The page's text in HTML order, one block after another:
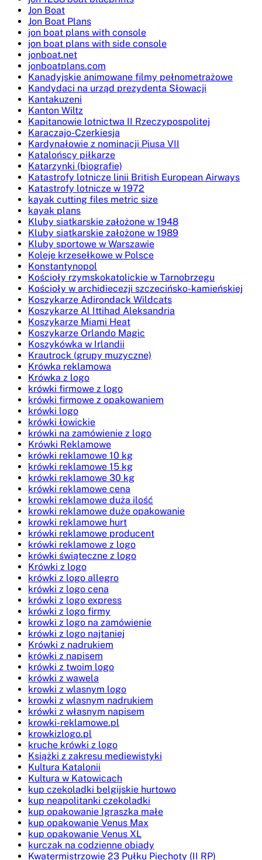
Jon Boat
Jon Boat Plans
jon boat plans with console
jon boat plans with side console
jonboat.net
jonboatplans.com
Kanadyjskie animowane filmy pełnometrażowe
Kandydaci na urząd prezydenta Słowacji
Kantakuzeni
Kanton Wiltz
Kapitanowie lotnictwa II Rzeczypospolitej
Karaczajo-Czerkiesja
Kardynałowie z nominacji Piusa VII
Katalońscy piłkarze
Katarzynki (biografie)
Katastrofy lotnicze linii British European Airways
Katastrofy lotnicze w 1972
kayak cutting files metric size
kayak plans
Kluby siatkarskie założone w 1948
Kluby siatkarskie założone w 1989
Kluby sportowe w Warszawie
Koleje krzesełkowe w Polsce
Konstantynopol
Kościoły rzymskokatolickie w Tarnobrzegu
Kościoły w archidiecezji szczecińsko-kamieńskiej
Koszykarze Adirondack Wildcats
Koszykarze Al Ittihad Aleksandria
Koszykarze Miami Heat
Koszykarze Orlando Magic
Koszykówka w Irlandii
Krautrock (grupy muzyczne)
Krówka reklamowa
Krówka z logo
krówki firmowe z logo
krówki firmowe z opakowaniem
krówki logo
krówki łowickie
krówki na zamówienie z logo
Krówki Reklamowe
krówki reklamowe 10 kg
krówki reklamowe 15 kg
krówki reklamowe 30 kg
krówki reklamowe cena
krowki reklamowe duża ilość
krowki reklamowe duże opakowanie
krowki reklamowe hurt
krówki reklamowe producent
krówki reklamowe z logo
krówki świąteczne z logo
Krówki z logo
krówki z logo allegro
krówki z logo cena
krówki z logo express
krówki z logo firmy
krowki z logo na zamówienie
krówki z logo najtaniej
Krówki z nadrukiem
krówki z napisem
krówki z twoim logo
krówki z wawela
krowki z wlasnym logo
krowki z wlasnym nadrukiem
krówki z własnym napisem
krowki-reklamowe.pl
krowkizlogo.pl
kruche krówki z logo
Książki z zakresu mediewistyki
Kultura Katalonii
Kultura w Katowicach
kup czekoladki belgijskie hurtowo
kup neapolitanki czekoladki
kup opakowanie Igraszka małe
kup opakowanie Venus Max
kup opakowanie Venus XL
kurczak na codzienne obiady
Kwatermistrzowie 23 Pułku Piechoty (II RP)